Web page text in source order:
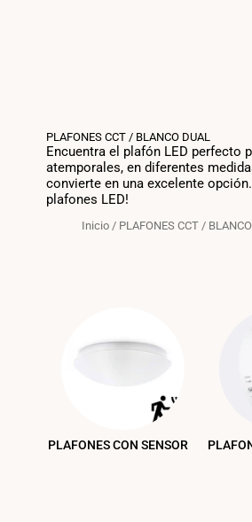
PLAFONES CCT / BLANCO DUAL
Encuentra el plafón LED perfecto
atemporales, en diferentes
convierte en una excelente
plafones LED!
Inicio / PLAFONES CCT /
PLAFONES CON SENSOR